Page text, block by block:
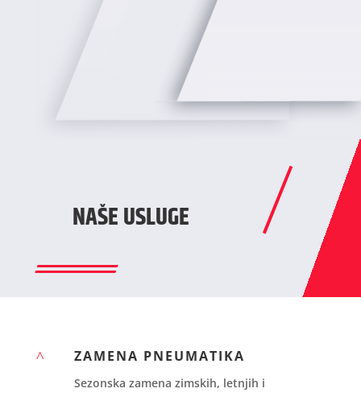
NAŠE USLUGE
^ ZAMENA PNEUMATIKA
Sezonska zamena zimskih, letnjih i